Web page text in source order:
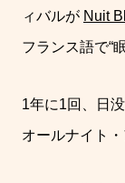
ィバルが Nuit
フランス語で“
1年に1回、日
オールナイト